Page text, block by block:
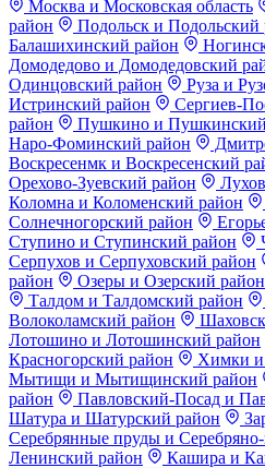
Москва и Московская область
район
Подольск и Подольский
Балашихинский район
Домодедово и Домодедовский
Одинцовский район
Руза и
Истринский район
Сергиев-
район
Пушкино и
Наро-Фоминский район
Воскресенмк и Воскресенский
Орехово-Зуевский район
Коломна и Коломенский район
Солнечногорский район
Ступино и Ступинский район
Серпухов и Серпуховский район
район
Озеры и Озерский район
Талдом и Талдомский район
Волоколамский район
Лотошино и Лотошинский район
Красногорский район
Химки
Мытищи и Мытищинский район
район
Павловский-Посад и
Шатура и Шатурский район
Серебрянные пруды и
Ленинский район
Кашира и